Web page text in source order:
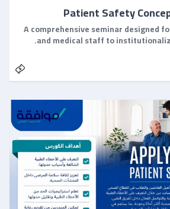
Patient Safety
A comprehensive seminar designed
and medical staff to